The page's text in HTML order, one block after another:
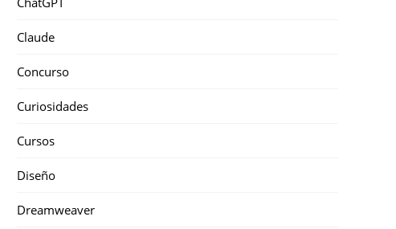
Claude
Concurso
Curiosidades
Cursos
Diseño
Dreamweaver